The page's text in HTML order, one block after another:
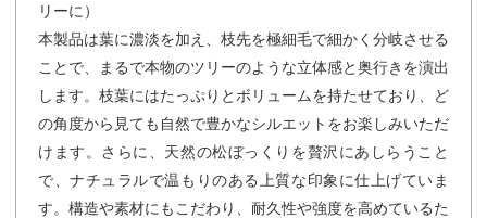
リーに）
本製品は葉に濃淡を加え、枝先を極細毛で細かく分岐させる
ことで、まるで本物のツリーのような立体感と奥行きを演出
します。枝葉にはたっぷりとボリュームを持たせており、ど
の角度から見ても自然で豊かなシルエットをお楽しみいただ
けます。さらに、天然の松ぼっくりを贅沢にあしらうこと
で、ナチュラルで温もりのある上質な印象に仕上げていま
す。構造や素材にもこだわり、耐久性や強度を高めているた